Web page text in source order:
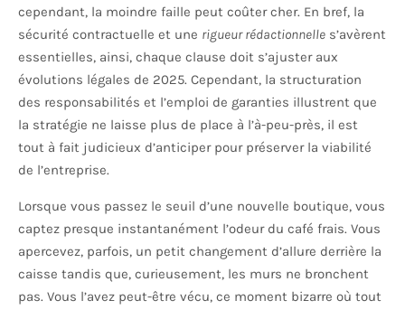
cependant, la moindre faille peut coûter cher. En bref, la
sécurité contractuelle et une rigueur rédactionnelle s’avèrent
essentielles, ainsi, chaque clause doit s’ajuster aux
évolutions légales de 2025. Cependant, la structuration
des responsabilités et l’emploi de garanties illustrent que
la stratégie ne laisse plus de place à l’à-peu-près, il est
tout à fait judicieux d’anticiper pour préserver la viabilité
de l’entreprise.
Lorsque vous passez le seuil d’une nouvelle boutique, vous
captez presque instantanément l’odeur du café frais. Vous
apercevez, parfois, un petit changement d’allure derrière la
caisse tandis que, curieusement, les murs ne bronchent
pas. Vous l’avez peut-être vécu, ce moment bizarre où tout